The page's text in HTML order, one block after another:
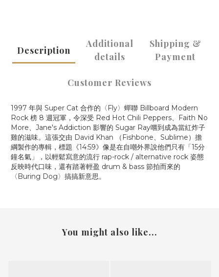
Description
Additional
details
Shipping &
Payment
Customer Reviews
1997 年與 Super Cat 合作的〈Fly〉蟬聯 Billboard Modern
Rock 榜 8 週冠軍，令深受 Red Hot Chili Peppers、Faith No
More、Jane's Addiction 影響的 Sugar Ray嚐到成為當紅炸子
雞的滋味。這張交由 David Khan （Fishbone、Sublime）擔
綱製作的專輯，標題《14:59》像是在自嘲外界說他們只有「15分
鐘名氣」，以輕鬆寫意的流行 rap-rock / alternative rock 姿態
反映時代口味，還有踏著輕盈 drum & bass 節拍而來的
〈Buring Dog〉搞搞新意思。
You might also like...